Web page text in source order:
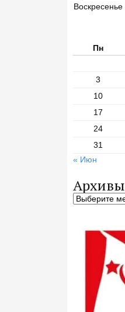
Воскресенье
Пн
3
10
17
24
31
« Июн
Архивы